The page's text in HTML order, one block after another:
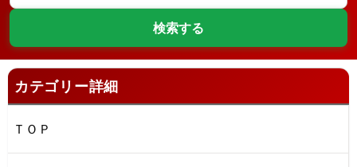
カテゴリー詳細
ＴＯＰ